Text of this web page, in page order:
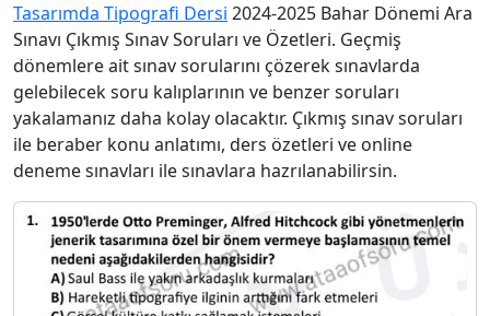
Tasarımda Tipografi Dersi 2024-2025 Bahar Dönemi Ara
Sınavı Çıkmış Sınav Soruları ve Özetleri. Geçmiş
dönemlere ait sınav sorularını çözerek sınavlarda
gelebilecek soru kalıplarının ve benzer soruları
yakalamanız daha kolay olacaktır. Çıkmış sınav soruları
ile beraber konu anlatımı, ders özetleri ve online
deneme sınavları ile sınavlara hazrılanabilirsin.